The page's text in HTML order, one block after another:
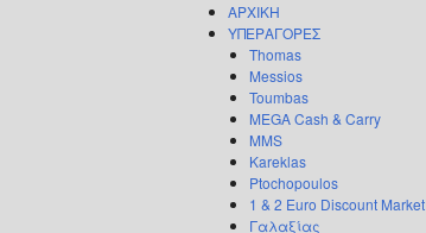
ΑΡΧΙΚΗ
ΥΠΕΡΑΓΟΡΕΣ
Thomas
Messios
Toumbas
MEGA Cash & Carry
MMS
Kareklas
Ptochopoulos
1 & 2 Euro Discount Market
Γαλαξίας